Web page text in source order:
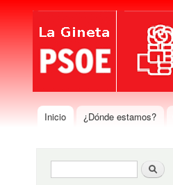
Menú principal
Inicio ¿Dónde estamos?
Formulario de búsquedaBuscar